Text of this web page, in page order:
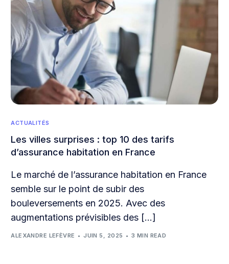
ACTUALITÉS
Les villes surprises : top 10 des tarifs
d’assurance habitation en France
Le marché de l’assurance habitation en France
semble sur le point de subir des
bouleversements en 2025. Avec des
augmentations prévisibles des […]
ALEXANDRE LEFÈVRE JUIN 5, 2025 3 MIN READ